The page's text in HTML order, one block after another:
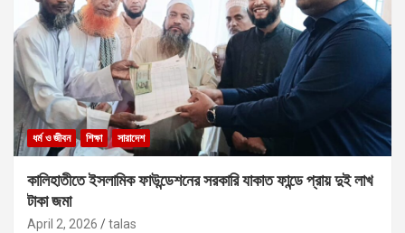
ধর্ম ও জীবন শিক্ষা সারাদেশ
কালিহাতীতে ইসলামিক ফাউন্ডেশনের সরকারি যাকাত ফান্ডে প্রায় দুই লাখ
টাকা জমা
April 2, 2026 talas